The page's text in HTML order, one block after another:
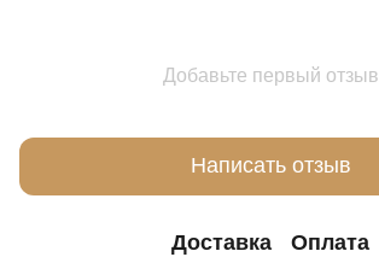
Добавьте первый отзыв
Написать отзыв
Доставка Оплата